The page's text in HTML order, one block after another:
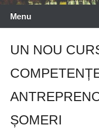
Menu
UN NOU
ȘOMERI